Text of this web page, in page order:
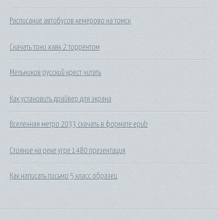
Расписание автобусов кемерово на томск
Скачать тони хавк 2 торрентом
Мельников русский крест читать
Как установить драйвер для экрана
Вселенная метро 2033 скачать в формате epub
Стояние на реке угре 1480 презентация
Как написать письмо 5 класс образец